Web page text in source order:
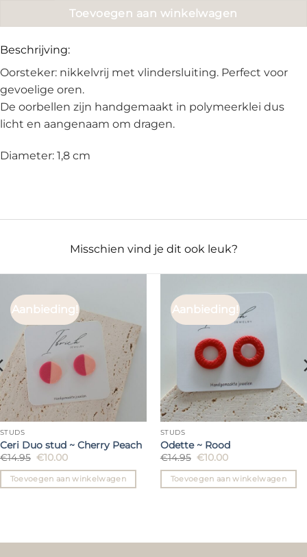
Toevoegen aan winkelwagen
Beschrijving:
Oorsteker: nikkelvrij met vlindersluiting. Perfect voor
gevoelige oren.
De oorbellen zijn handgemaakt in polymeerklei dus
licht en aangenaam om dragen.
Diameter: 1,8 cm
Misschien vind je dit ook leuk?
Aanbieding!
STUDS
Ceri Duo stud ~ Cherry Peach
€14.95 Oorspronkelijke
was:
€14.95.
€10.00Huidige
is:
€10.00.
Toevoegen aan winkelwagen
Aanbieding!
STUDS
Odette ~ Rood
€14.95 Oorspronkelijke
was:
€14.95.
€10.00Huidige
is:
€10.00.
Toevoegen aan winkelwagen